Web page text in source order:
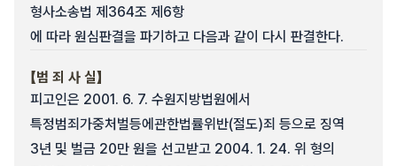
형사소송법 제364조 제6항
에 따라 원심판결을 파기하고 다음과 같이 다시 판결한다.
【범 죄 사 실】
피고인은 2001. 6. 7. 수원지방법원에서
특정범죄가중처벌등에관한법률위반(절도)죄 등으로 징역
3년 및 벌금 20만 원을 선고받고 2004. 1. 24. 위 형의